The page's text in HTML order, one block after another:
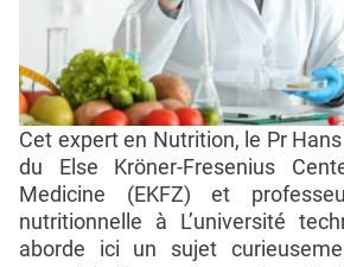
Cet expert en Nutrition, le Pr
du Else Kröner-Fresenius
Medicine (EKFZ) et
nutritionnelle à L’université
aborde ici un sujet